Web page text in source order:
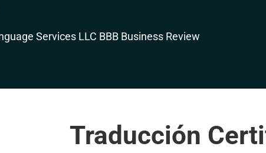
Traducción